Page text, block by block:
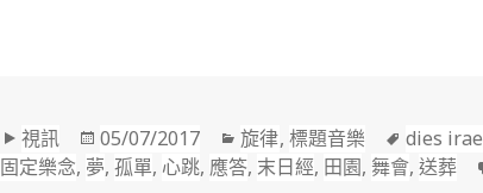
格
式
視訊
發
佈
05/07/2017
分
類
旋律, 標題音樂
標
籤
dies irae
固定樂念, 夢,孤單, 心跳, 應答,末日經, 田園,舞會,送葬